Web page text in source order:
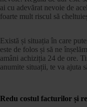
ai cu adevărat nevoie de
foarte mult riscul să
Există și situația în care
este de folos și să ne
amâni achiziția 24 de ore.
anumite situații, te va ajuta
Redu costul facturilor și